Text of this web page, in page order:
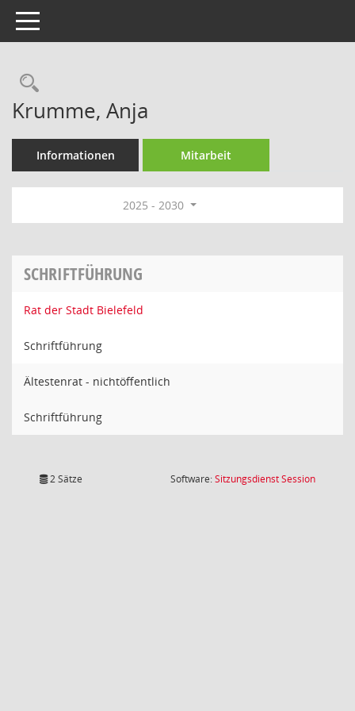
Toggle navigation
Rechercheauswahl
Krumme, Anja
Informationen Mitarbeit
2025 - 2030
SCHRIFTFÜHRUNG
Rat der Stadt Bielefeld
Schriftführung
Ältestenrat - nichtöffentlich
Schriftführung
2 Sätze Software:SitzungsdienstSession(Wird in